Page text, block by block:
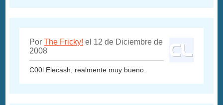
PorThe Fricky! el 12 de Diciembre de
2008
C00l Elecash, realmente muy bueno.